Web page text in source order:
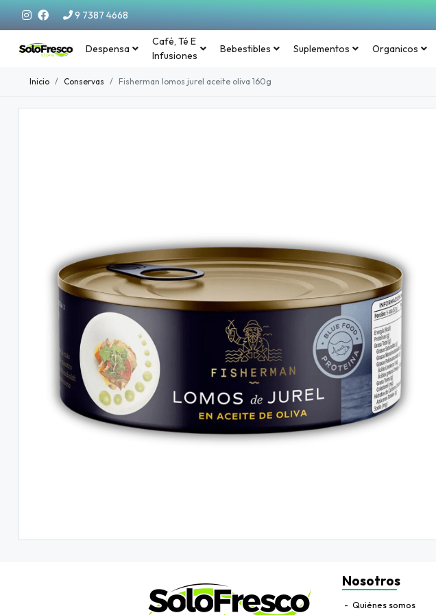
9 7387 4668
Despensa
Café, Té E
Infusiones
Bebestibles Suplementos Organicos
Inicio Conservas Fisherman lomos jurel aceite oliva 160g
Nosotros
Quiénes somos